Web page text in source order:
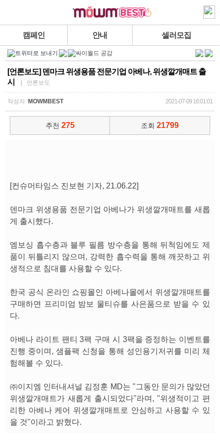
캠페인 안내 셀러모집
[언론보도] 덴마크 위생용품 전문기업 아베나, 위생깔개매트 출
시
| 언론보도
작성자 MOWMBEST 2021-07-09 16:01:01
추천 275 조회 21799
[컨슈머타임스 진보현 기자, 21.06.22]
덴마크 위생용품 전문기업 아베나가 위생깔개매트를 새롭
게 출시했다.
엠보싱 흡수층과 블루 필름 방수층을 통해 뒤척임에도 제
품이 뒤틀리지 않으며, 강력한 흡수력을 통해 깨끗하고 위
생적으로 침대를 사용할 수 있다.
한국 공식 온라인 쇼핑몰인 아베나몰에서 위생깔개매트를
구매하면 프리미엄 밤보 물티슈를 사은품으로 받을 수 있
다.
아베나 라이트 팬티 3팩 구매 시 3팩을 증정하는 이벤트를
진행 중이며, 샘플팩 신청을 통해 성인용기저귀를 미리 체
험해볼 수 있다.
㈜이지엠 인터내셔널 김정훈 MD는 "그동안 문의가 많았던
위생깔개매트가 새롭게 출시되었다"라며, "위생적이고 편
리한 아베나 케어 위생깔개매트로 안심하고 사용할 수 있
을 것"이라고 밝혔다.